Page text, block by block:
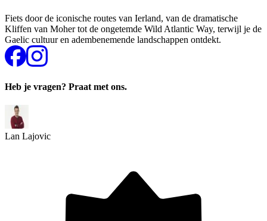
Fiets door de iconische routes van Ierland, van de dramatische
Kliffen van Moher tot de ongetemde Wild Atlantic Way, terwijl je de
Gaelic cultuur en adembenemende landschappen ontdekt.
Heb je vragen? Praat met ons.
Lan Lajovic